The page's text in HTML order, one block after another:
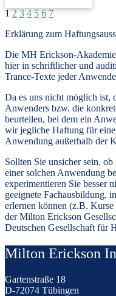
1 2 3 4 5 6 7
Erklärung zum
Die MH Erickson-
hier in schriftlicher und
Trance-Texte jeder
Da es uns nicht möglich ist,
Anwenders bzw. die
beurteilen, bei dem ein
wir jegliche Haftung für
Anwendung außerhalb der
Sollten Sie unsicher sein,
einer solchen Anwendung
experimentieren Sie besser
geeignete Fachausbildung,
erlernen können (z.B.
der Milton Erickson
Deutschen Gesellschaft für
Milton Erickson
Gartenstraße 18
D-72074 Tübingen